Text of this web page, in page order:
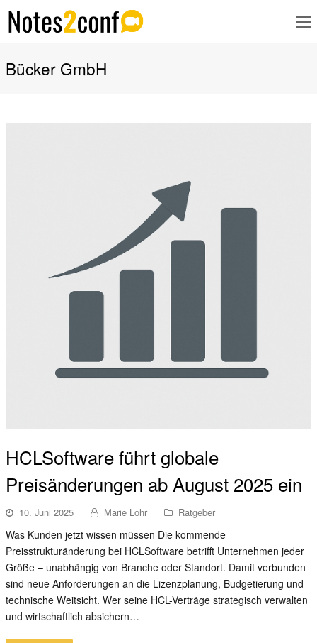
Bücker GmbH
HCLSoftware führt globale
Preisänderungen ab August 2025 ein
10. Juni 2025 Marie Lohr Ratgeber
Was Kunden jetzt wissen müssen Die kommende
Preisstrukturänderung bei HCLSoftware betrifft Unternehmen jeder
Größe – unabhängig von Branche oder Standort. Damit verbunden
sind neue Anforderungen an die Lizenzplanung, Budgetierung und
technische Weitsicht. Wer seine HCL-Verträge strategisch verwalten
und wirtschaftlich absichern…